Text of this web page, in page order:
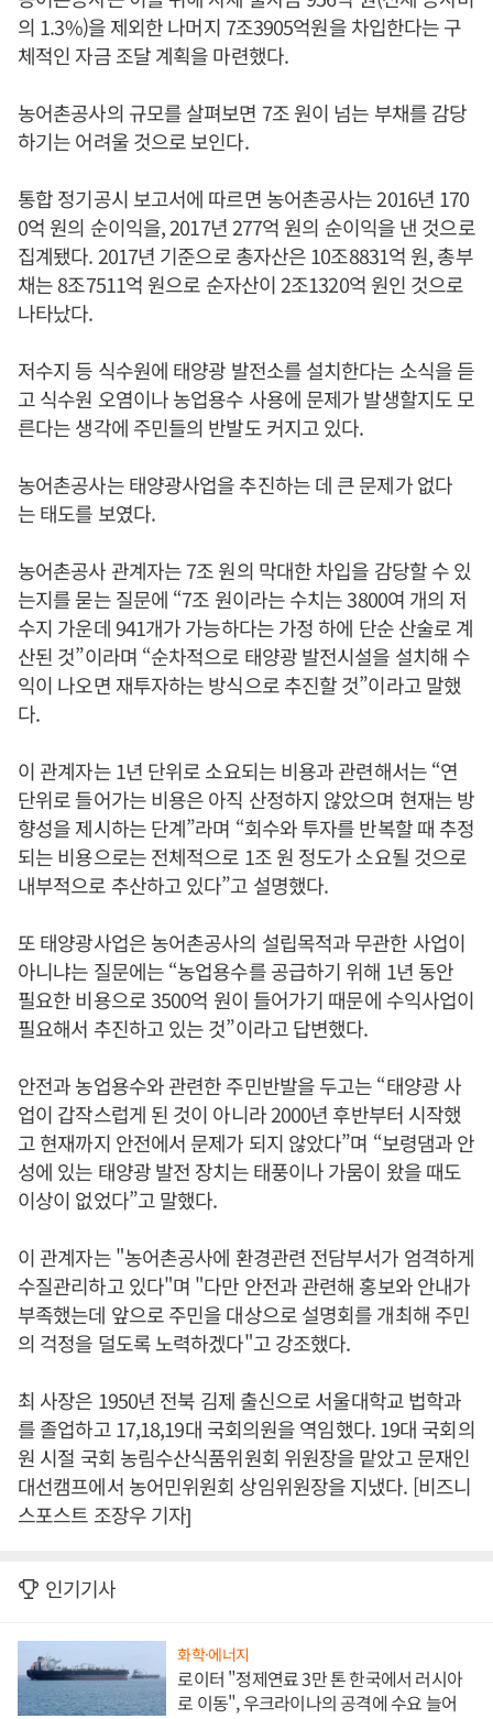
의 1.3%)을 제외한 나머지 7조3905억원을 차입한다는 구
체적인 자금 조달 계획을 마련했다.
농어촌공사의 규모를 살펴보면 7조 원이 넘는 부채를 감당
하기는 어려울 것으로 보인다.
통합 정기공시 보고서에 따르면 농어촌공사는 2016년 170
0억 원의 순이익을, 2017년 277억 원의 순이익을 낸 것으로
집계됐다. 2017년 기준으로 총자산은 10조8831억 원, 총부
채는 8조7511억 원으로 순자산이 2조1320억 원인 것으로
나타났다.
저수지 등 식수원에 태양광 발전소를 설치한다는 소식을 듣
고 식수원 오염이나 농업용수 사용에 문제가 발생할지도 모
른다는 생각에 주민들의 반발도 커지고 있다.
농어촌공사는 태양광사업을 추진하는 데 큰 문제가 없다
는 태도를 보였다.
농어촌공사 관계자는 7조 원의 막대한 차입을 감당할 수 있
는지를 묻는 질문에 “7조 원이라는 수치는 3800여 개의 저
수지 가운데 941개가 가능하다는 가정 하에 단순 산술로 계
산된 것”이라며 “순차적으로 태양광 발전시설을 설치해 수
익이 나오면 재투자하는 방식으로 추진할 것”이라고 말했
다.
이 관계자는 1년 단위로 소요되는 비용과 관련해서는 “연
단위로 들어가는 비용은 아직 산정하지 않았으며 현재는 방
향성을 제시하는 단계”라며 “회수와 투자를 반복할 때 추정
되는 비용으로는 전체적으로 1조 원 정도가 소요될 것으로
내부적으로 추산하고 있다”고 설명했다.
또 태양광사업은 농어촌공사의 설립목적과 무관한 사업이
아니냐는 질문에는 “농업용수를 공급하기 위해 1년 동안
필요한 비용으로 3500억 원이 들어가기 때문에 수익사업이
필요해서 추진하고 있는 것”이라고 답변했다.
안전과 농업용수와 관련한 주민반발을 두고는 “태양광 사
업이 갑작스럽게 된 것이 아니라 2000년 후반부터 시작했
고 현재까지 안전에서 문제가 되지 않았다”며 “보령댐과 안
성에 있는 태양광 발전 장치는 태풍이나 가뭄이 왔을 때도
이상이 없었다”고 말했다.
이 관계자는 "농어촌공사에 환경관련 전담부서가 엄격하게
수질관리하고 있다"며 "다만 안전과 관련해 홍보와 안내가
부족했는데 앞으로 주민을 대상으로 설명회를 개최해 주민
의 걱정을 덜도록 노력하겠다"고 강조했다.
최 사장은 1950년 전북 김제 출신으로 서울대학교 법학과
를 졸업하고 17,18,19대 국회의원을 역임했다. 19대 국회의
원 시절 국회 농림수산식품위원회 위원장을 맡았고 문재인
대선캠프에서 농어민위원회 상임위원장을 지냈다. [비즈니
스포스트 조장우 기자]
인기기사
화학·에너지
로이터 "정제연료 3만 톤 한국에서 러시아
로 이동", 우크라이나의 공격에 수요 늘어